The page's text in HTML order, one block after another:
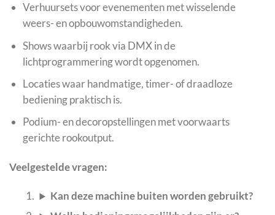
Verhuursets voor evenementen met wisselende
weers- en opbouwomstandigheden.
Shows waarbij rook via DMX in de
lichtprogrammering wordt opgenomen.
Locaties waar handmatige, timer- of draadloze
bediening praktisch is.
Podium- en decoropstellingen met voorwaarts
gerichte rookoutput.
Veelgestelde vragen:
Kan deze machine buiten worden gebruikt?